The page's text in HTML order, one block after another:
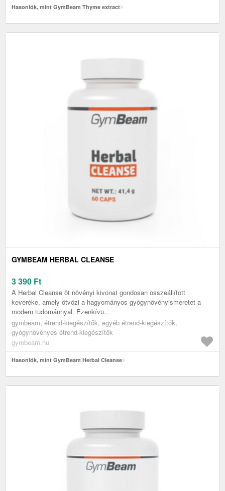
Hasonlók, mint GymBeam Thyme extract
GYMBEAM HERBAL CLEANSE
3 390 Ft
A Herbal Cleanse öt növényi kivonat gondosan összeállított
keveréke, amely ötvözi a hagyományos gyógynövényismeretet a
modern tudománnyal. Ezenkívü...
gymbeam, étrend-kiegészítők, egyéb étrend-kiegészítők,
gyógynövényes étrend-kiegészítők
gymbeam.hu
Hasonlók, mint GymBeam Herbal Cleanse